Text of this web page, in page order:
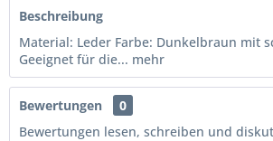
Beschreibung
Material: Leder Farbe: Dunkelbraun mit
Geeignet für die... mehr
Bewertungen
0
Bewertungen lesen, schreiben und